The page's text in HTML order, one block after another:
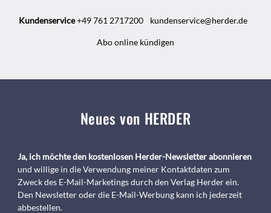
Kundenservice+49 761 2717200 kundenservice@herder.de
Abo online kündigen
Neues von HERDER
Ja, ich möchte den kostenlosen Herder-Newsletter abonnieren
und willige in die Verwendung meiner Kontaktdaten zum
Zweck des E-Mail-Marketings durch den Verlag Herder ein.
Den Newsletter oder die E-Mail-Werbung kann ich jederzeit
abbestellen.